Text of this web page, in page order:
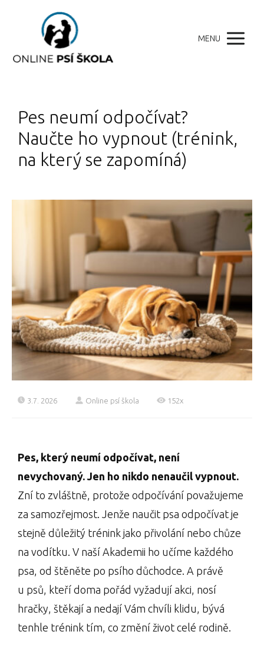
MENU
Pes neumí odpočívat?
Naučte ho vypnout (trénink,
na který se zapomíná)
3.7. 2026 Online psí škola 152x
Pes, který neumí odpočívat, není
nevychovaný. Jen ho nikdo nenaučil vypnout.
Zní to zvláštně, protože odpočívání považujeme
za samozřejmost. Jenže naučit psa odpočívat je
stejně důležitý trénink jako přivolání nebo chůze
na vodítku. V naší Akademii ho učíme každého
psa, od štěněte po psího důchodce. A právě
u psů, kteří doma pořád vyžadují akci, nosí
hračky, štěkají a nedají Vám chvíli klidu, bývá
tenhle trénink tím, co změní život celé rodině.